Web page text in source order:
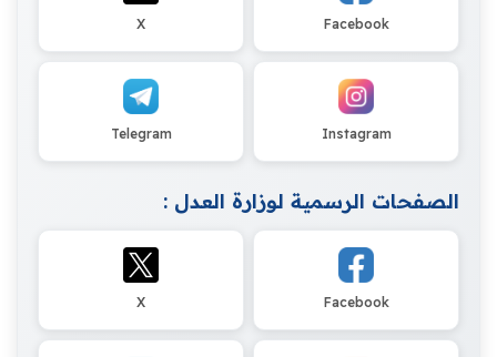
Facebook
X
Instagram
Telegram
الصفحات الرسمية لوزارة العدل :
Facebook
X